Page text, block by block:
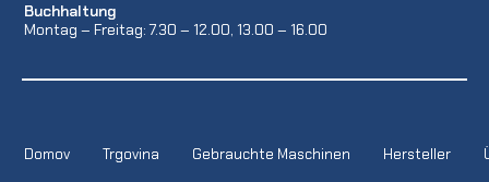
Buchhaltung
Montag – Freitag: 7.30 – 12.00, 13.00 – 16.00
Domov Trgovina Gebrauchte Maschinen Hersteller